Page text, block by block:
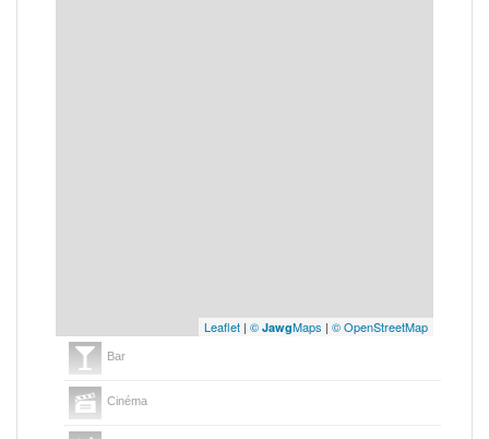
Leaflet | © JawgMaps | © OpenStreetMap
Bar
Cinéma